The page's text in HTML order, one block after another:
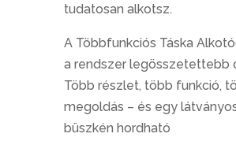
tudatosan alkotsz.
A Többfunkciós Táska
a rendszer legösszetettebb
Több részlet, több funkció,
megoldás – és egy
büszkén hordható